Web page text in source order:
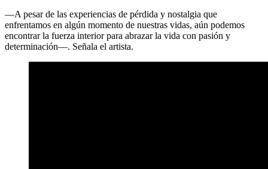
―A pesar de las experiencias de pérdida y nostalgia que
enfrentamos en algún momento de nuestras vidas, aún podemos
encontrar la fuerza interior para abrazar la vida con pasión y
determinación―. Señala el artista.